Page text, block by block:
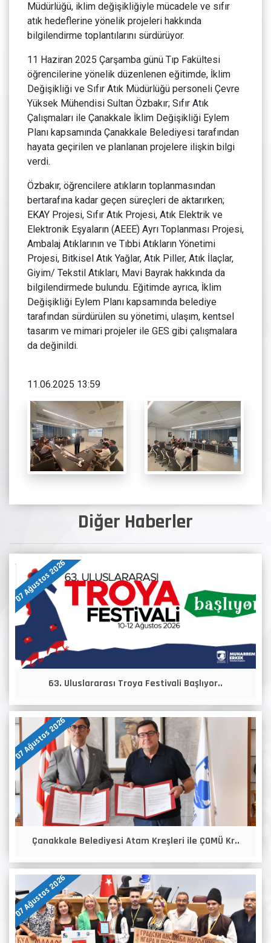
Diğer Haberler
07 Ağustos 2026
63. Uluslararası Troya Festivali Başlıyor..
07 Ağustos 2026
Çanakkale Belediyesi Atam Kreşleri ile ÇOMÜ Kr..
07 Ağustos 2026
Müdürlüğü, iklim değişikliğiyle mücadele ve sıfır
atık hedeflerine yönelik projeleri hakkında
bilgilendirme toplantılarını sürdürüyor.
11 Haziran 2025 Çarşamba günü Tıp Fakültesi
öğrencilerine yönelik düzenlenen eğitimde, İklim
Değişikliği ve Sıfır Atık Müdürlüğü personeli Çevre
Yüksek Mühendisi Sultan Özbakır; Sıfır Atık
Çalışmaları ile Çanakkale İklim Değişikliği Eylem
Planı kapsamında Çanakkale Belediyesi tarafından
hayata geçirilen ve planlanan projelere ilişkin bilgi
verdi.
Özbakır, öğrencilere atıkların toplanmasından
bertarafına kadar geçen süreçleri de aktarırken;
EKAY Projesi, Sıfır Atık Projesi, Atık Elektrik ve
Elektronik Eşyaların (AEEE) Ayrı Toplanması Projesi,
Ambalaj Atıklarının ve Tıbbi Atıkların Yönetimi
Projesi, Bitkisel Atık Yağlar, Atık Piller, Atık İlaçlar,
Giyim/ Tekstil Atıkları, Mavi Bayrak hakkında da
bilgilendirmede bulundu. Eğitimde ayrıca, İklim
Değişikliği Eylem Planı kapsamında belediye
tarafından sürdürülen su yönetimi, ulaşım, kentsel
tasarım ve mimari projeler ile GES gibi çalışmalara
da değinildi.
11.06.2025 13:59